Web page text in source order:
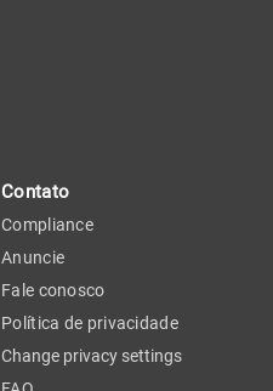
Contato
Compliance
Anuncie
Fale conosco
Política de privacidade
Change privacy settings